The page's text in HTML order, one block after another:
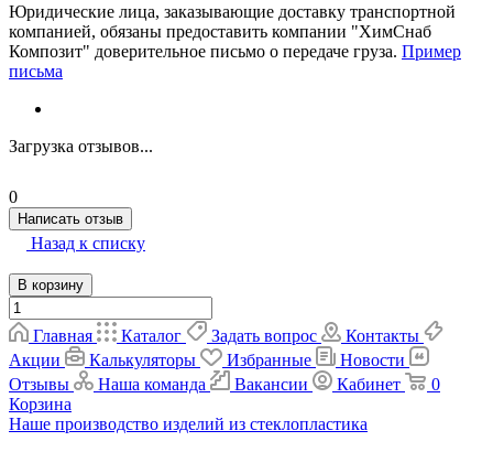
Юридические лица, заказывающие доставку транспортной
компанией, обязаны предоставить компании "ХимСнаб
Композит" доверительное письмо о передаче груза. Пример
письма
Загрузка отзывов...
0
Написать отзыв
Назад к списку
В корзину
Главная Каталог Задать вопрос
Контакты
Акции
Калькуляторы Избранные
Новости
Отзывы
Наша команда Вакансии Кабинет
0
Корзина
Наше производство изделий из стеклопластика